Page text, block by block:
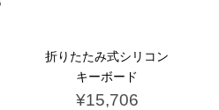
折りたたみ式シリコン
キーボード
¥15,706